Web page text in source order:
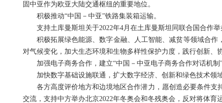
固中亚作为欧亚大陆交通枢纽的重要地位。
积极推动“中国－中亚”铁路集装箱运输。
支持土库曼斯坦关于2022年4月在土库曼斯坦同联合国合作
积极拓展绿色能源、数字金融、人工智能、减贫等领域合
对气候变化，加大生态环境和生物多样性保护力度，践行创新
加强电子商务合作，建立“中国－中亚电子商务合作对话机制
加快数字基础设施联通，扩大数字经济、创新和绿色技术领
各方高度评价地方和边境地区合作潜力，愿创造必要条件
交流，支持中方举办北京2022年冬奥会和冬残奥会，反对将体